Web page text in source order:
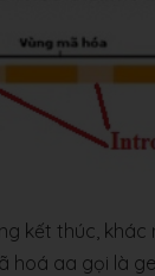
kết thúc, khác
hoá aa gọi là